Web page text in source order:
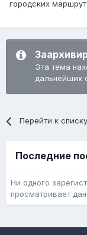
городских
Эта тема
дальнейших
Перейти к
Последние
Ни одного
просматривает